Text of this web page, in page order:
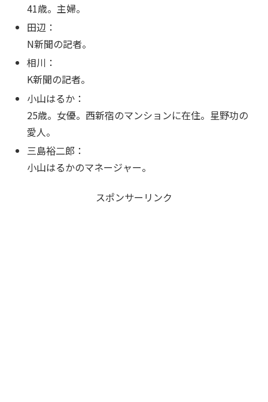
41歳。主婦。
田辺：
N新聞の記者。
相川：
K新聞の記者。
小山はるか：
25歳。女優。西新宿のマンションに在住。星野功の
愛人。
三島裕二郎：
小山はるかのマネージャー。
スポンサーリンク